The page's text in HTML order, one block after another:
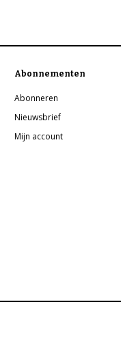
Abonnementen
Abonneren
Nieuwsbrief
Mijn account